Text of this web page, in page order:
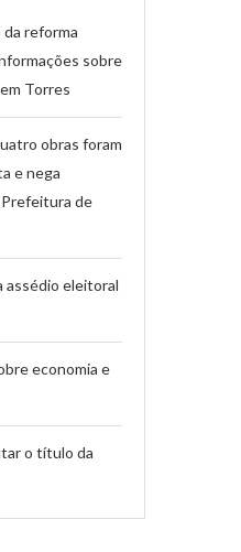
reforma
sobre
Torres
obras foram
e nega
Prefeitura de
assédio eleitoral
economia e
o título da